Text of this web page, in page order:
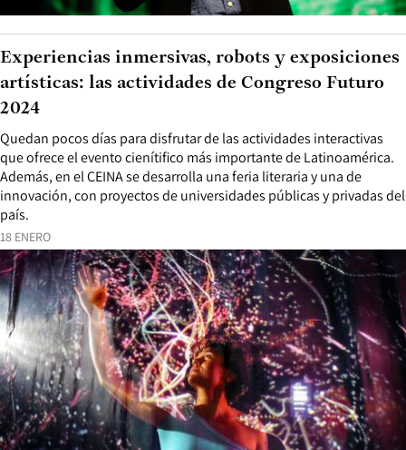
18 ENERO
Quedan pocos días para disfrutar de las actividades interactivas
que ofrece el evento cienítifico más importante de Latinoamérica.
Además, en el CEINA se desarrolla una feria literaria y una de
innovación, con proyectos de universidades públicas y privadas del
país.
Experiencias inmersivas, robots y exposiciones
artísticas: las actividades de Congreso Futuro
2024